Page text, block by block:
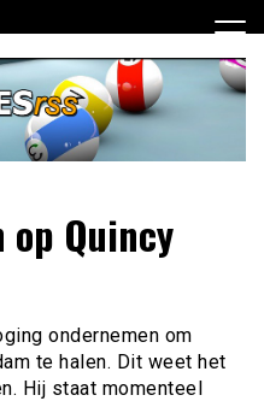
Quincy
ondernemen om
te halen. Dit weet het
Hij staat momenteel